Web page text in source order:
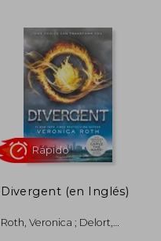
Divergent (en Inglés)
Roth, Veronica ; Delort,